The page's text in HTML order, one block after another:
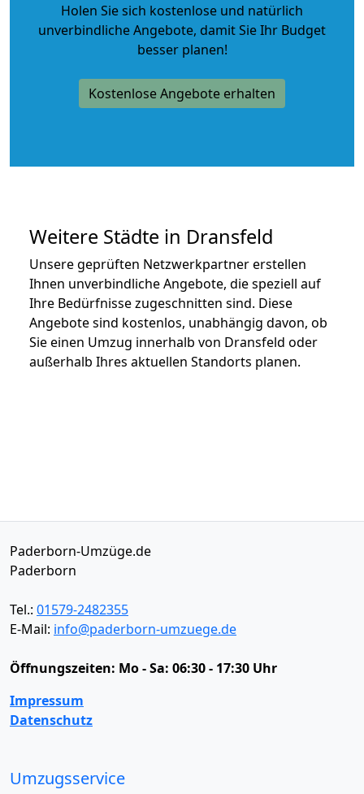
Holen Sie sich kostenlose und natürlich
unverbindliche Angebote, damit Sie Ihr Budget
besser planen!
Kostenlose Angebote erhalten
Weitere Städte in Dransfeld
Unsere geprüften Netzwerkpartner erstellen
Ihnen unverbindliche Angebote, die speziell auf
Ihre Bedürfnisse zugeschnitten sind. Diese
Angebote sind kostenlos, unabhängig davon, ob
Sie einen Umzug innerhalb von Dransfeld oder
außerhalb Ihres aktuellen Standorts planen.
Paderborn-Umzüge.de
Paderborn
Tel.: 01579-2482355
E-Mail: info@paderborn-umzuege.de
Öffnungszeiten: Mo - Sa: 06:30 - 17:30 Uhr
Impressum
Datenschutz
Umzugsservice